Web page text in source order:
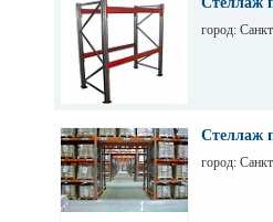
город:
Стеллаж
город: